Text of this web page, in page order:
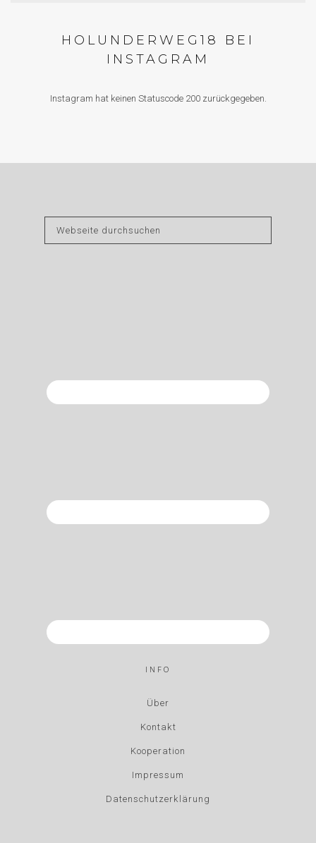
HOLUNDERWEG18 BEI
INSTAGRAM
Instagram hat keinen Statuscode 200 zurückgegeben.
INFO
Über
Kontakt
Kooperation
Impressum
Datenschutzerklärung